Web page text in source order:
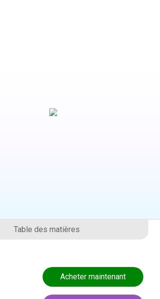
Table des matières
Acheter maintenant